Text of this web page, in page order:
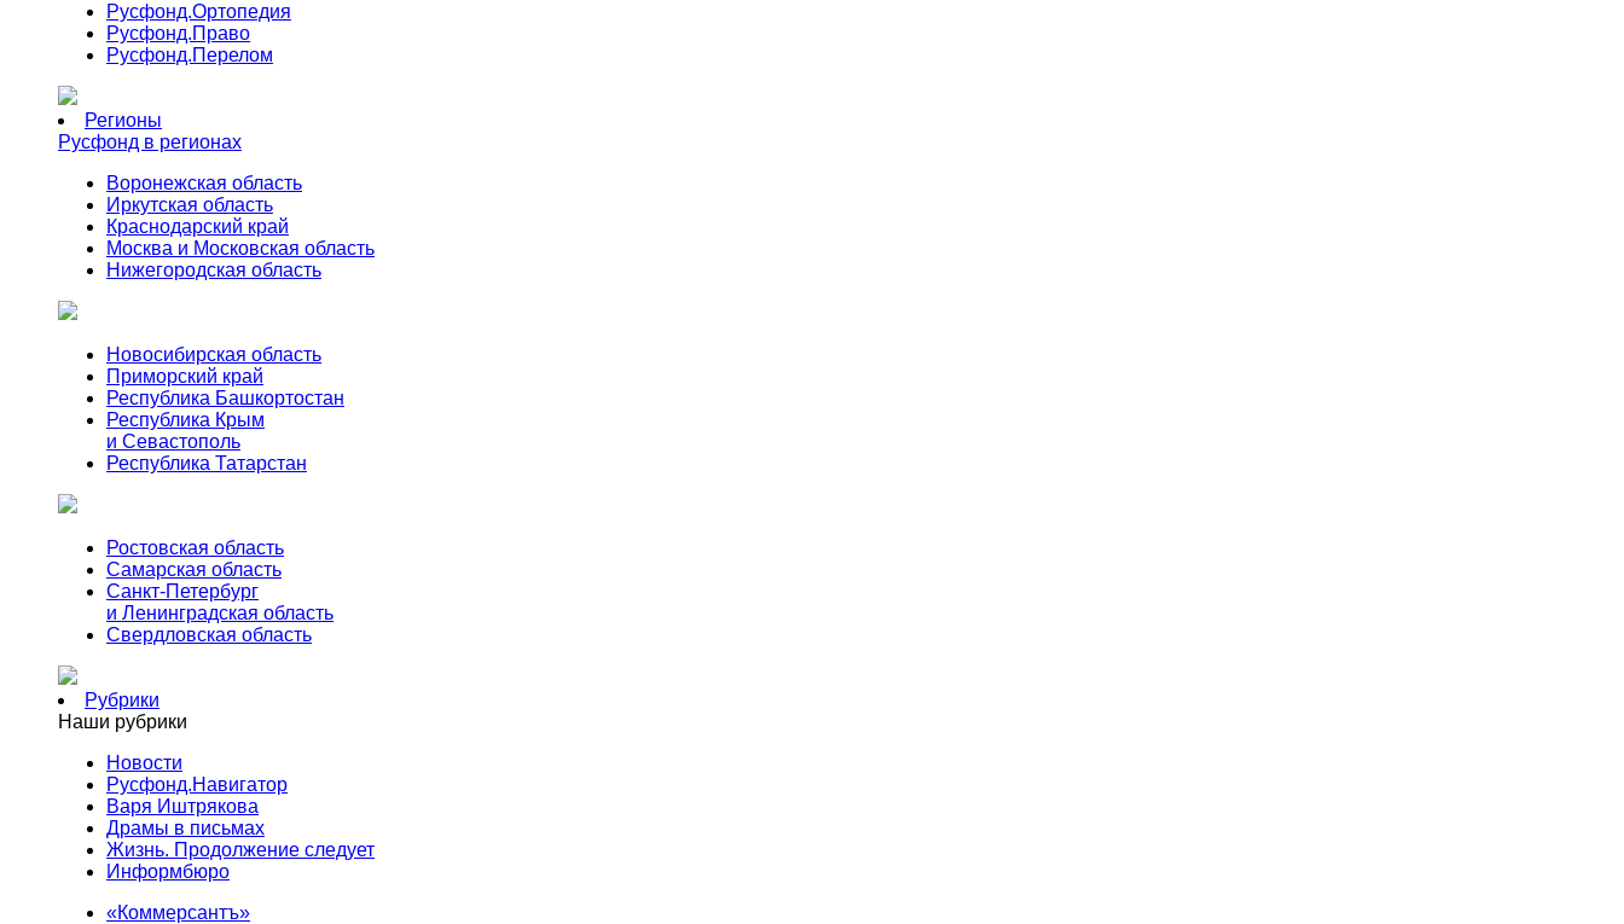
Русфонд.Ортопедия
Русфонд.Право
Русфонд.Перелом
Регионы
Русфонд в регионах
Воронежская область
Иркутская область
Краснодарский край
Москва и Московская область
Нижегородская область
Новосибирская область
Приморский край
Республика Башкортостан
Республика Крым
и Севастополь
Республика Татарстан
Ростовская область
Самарская область
Санкт-Петербург
и Ленинградская область
Свердловская область
Рубрики
Наши рубрики
Новости
Русфонд.Навигатор
Варя Иштрякова
Драмы в письмах
Жизнь. Продолжение следует
Информбюро
«Коммерсантъ»